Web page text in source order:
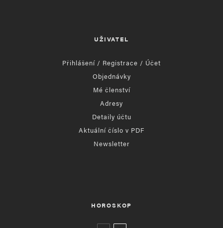
UŽIVATEL
Přihlášení / Registrace / Účet
Objednávky
Mé členství
Adresy
Detaily účtu
Aktuální číslo v PDF
Newsletter
HOROSKOP